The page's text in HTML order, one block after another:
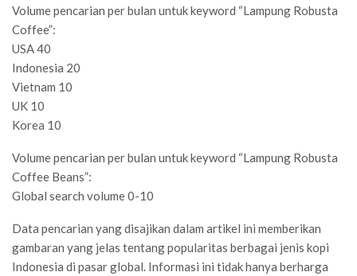
Volume pencarian per bulan untuk keyword “Lampung Robusta
Coffee”:
USA 40
Indonesia 20
Vietnam 10
UK 10
Korea 10
Volume pencarian per bulan untuk keyword “Lampung Robusta
Coffee Beans”:
Global search volume 0-10
Data pencarian yang disajikan dalam artikel ini memberikan
gambaran yang jelas tentang popularitas berbagai jenis kopi
Indonesia di pasar global. Informasi ini tidak hanya berharga